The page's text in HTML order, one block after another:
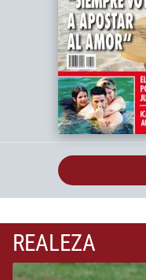
REALEZA